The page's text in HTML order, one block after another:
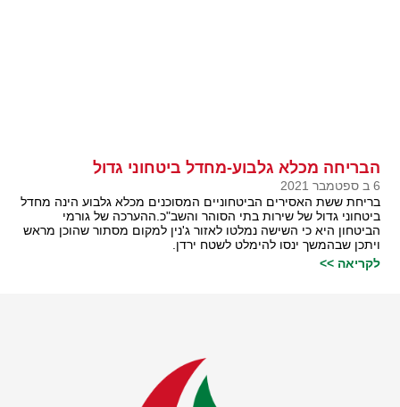
הבריחה מכלא גלבוע-מחדל ביטחוני גדול
6 ב ספטמבר 2021
בריחת ששת האסירים הביטחוניים המסוכנים מכלא גלבוע הינה מחדל
ביטחוני גדול של שירות בתי הסוהר והשב"כ.ההערכה של גורמי
הביטחון היא כי השישה נמלטו לאזור ג'נין למקום מסתור שהוכן מראש
ויתכן שבהמשך ינסו להימלט לשטח ירדן.
לקריאה >>